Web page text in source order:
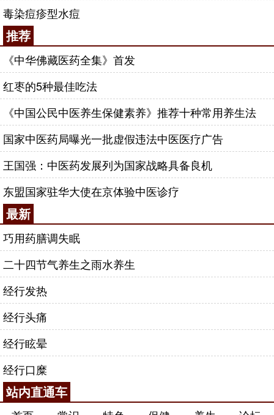
毒染痘疹型水痘
推荐
《中华佛藏医药全集》首发
红枣的5种最佳吃法
《中国公民中医养生保健素养》推荐十种常用养生法
国家中医药局曝光一批虚假违法中医医疗广告
王国强：中医药发展列为国家战略具备良机
东盟国家驻华大使在京体验中医诊疗
最新
巧用药膳调失眠
二十四节气养生之雨水养生
经行发热
经行头痛
经行眩晕
经行口糜
站内直通车